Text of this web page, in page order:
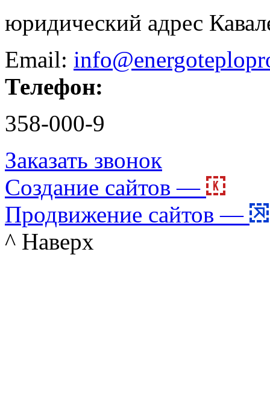
юридический адрес
Email:
Телефон:
358-000-9
Заказать звонок
Создание сайтов —
Продвижение сайтов —
^ Наверх